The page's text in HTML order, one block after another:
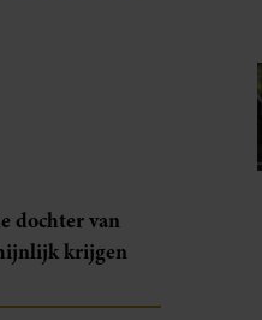
dochter van
krijgen